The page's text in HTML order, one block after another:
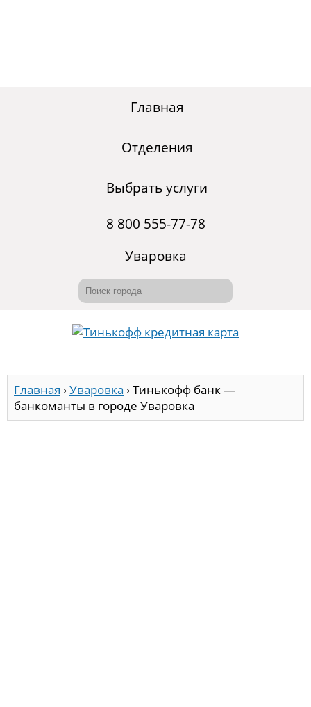
Главная
Отделения
Выбрать услуги
8 800 555-77-78
Уваровка
Главная ›Уваровка ›Тинькофф банк —
банкоманты в городе Уваровка